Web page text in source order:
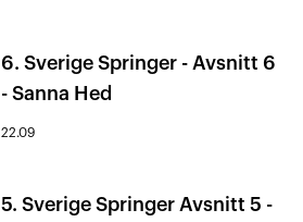
6. Sverige Springer - Avsnitt 6
- Sanna Hed
22.09
5. Sverige Springer Avsnitt 5 -